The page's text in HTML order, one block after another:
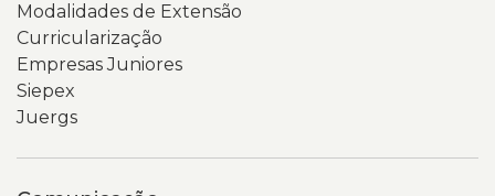
QR
na
parte
inferior
da
há
uma
coluna
lateral
com
Modalidades de Extensão
Curricularização
Empresas Juniores
Siepex
Juergs